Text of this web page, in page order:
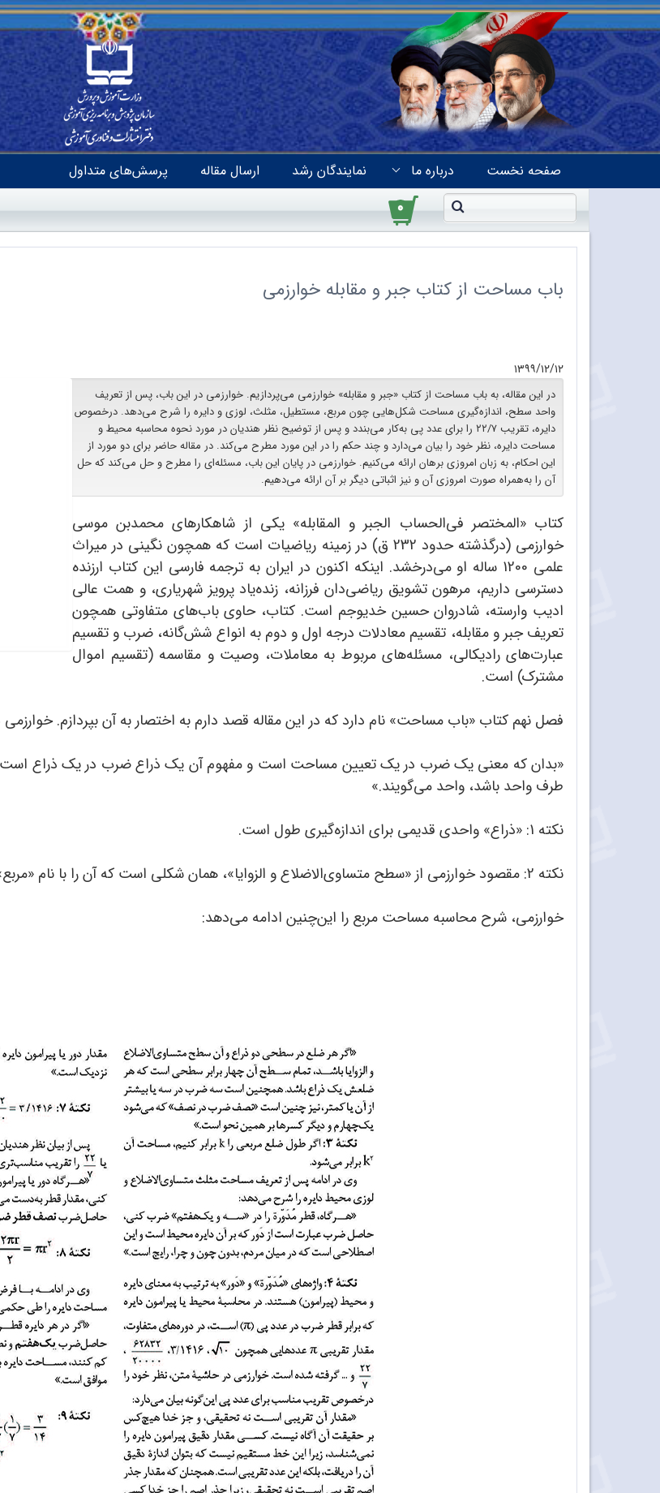
صفحه نخست درباره ما نمایندگان رشد ارسال مقاله پرسش‌های متداول
۰
باب مساحت از کتاب جبر و مقابله خوارزمی
۱۳۹۹/۱۲/۱۲
در این مقاله، به باب مساحت از کتاب «جبر و مقابله» خوارزمی می‌پردازیم. خوارزمی در این باب، پس از تعریف
واحد سطح، اندازه‌گیری مساحت شکل‌هایی چون مربع، مستطیل، مثلث، لوزی و دایره را شرح می‌دهد. درخصوص
دایره، تقریب ۲۲/۷ را برای عدد پی به‌کار می‌بندد و پس از توضیح نظر هندیان در مورد نحوه محاسبه محیط و
مساحت دایره، نظر خود را بیان می‌دارد و چند حکم را در این مورد مطرح می‌کند. در مقاله حاضر برای دو مورد از
این احکام، به زبان امروزی برهان ارائه می‌کنیم. خوارزمی در پایان این باب، مسئله‌ای را مطرح و حل می‌کند که حل
آن را به‌همراه صورت امروزی آن و نیز اثباتی دیگر بر آن ارائه می‌دهیم.
کتاب «المختصر فی‌الحساب الجبر و المقابله» یکی از شاهکارهای محمدبن موسی
خوارزمی (درگذشته حدود 232 ق) در زمینه ریاضیات است که همچون نگینی در میراث
علمی 1200 ساله او می‌درخشد. اینکه اکنون در ایران به ترجمه فارسی این کتاب ارزنده
دسترسی داریم، مرهون تشویق ریاضی‌دان فرزانه، زنده‌یاد پرویز شهریاری، و همت عالی
ادیب وارسته، شادروان حسین خدیوجم است. کتاب، حاوی باب‌های متفاوتی همچون
تعریف جبر و مقابله، تقسیم معادلات درجه اول و دوم به انواع شش‌گانه، ضرب و تقسیم
عبارت‌های رادیکالی، مسئله‌های مربوط به معاملات، وصیت و مقاسمه (تقسیم اموال
مشترک) است.
فصل نهم کتاب «باب مساحت» نام دارد که در این مقاله قصد دارم به اختصار به آن بپردازم.
«بدان که معنی یک ضرب در یک تعیین مساحت است و مفهوم آن یک ذراع ضرب در یک ذراع است.
طرف واحد باشد، واحد می‌گویند.»
نکته 1: «ذراع» واحدی قدیمی برای اندازه‌گیری طول است.
نکته 2: مقصود خوارزمی از «سطح متساوی‌الاضلاع و الزوایا»، همان شکلی است که آن را با نام «مربع» می‌شناسیم.
خوارزمی، شرح محاسبه مساحت مربع را این‌چنین ادامه می‌دهد: